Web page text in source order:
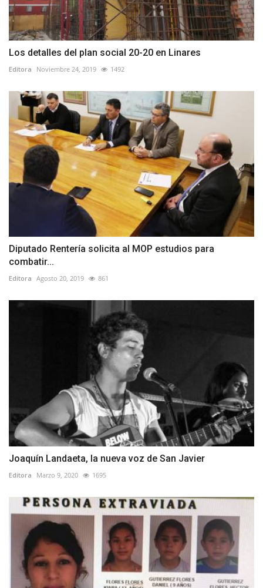
Los detalles del plan social 20-20 en Linares
Editora Noviembre 24, 2019 1492
Diputado Rentería solicita al MOP estudios para
combatir...
Editora Agosto 20, 2019 861
Joaquín Landaeta, la nueva voz de San Javier
Editora Marzo 9, 2020 1695